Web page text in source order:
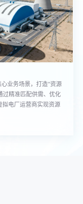
业务场景，打造“资源
过精准匹配供需、优化
拟电厂运营商实现资源